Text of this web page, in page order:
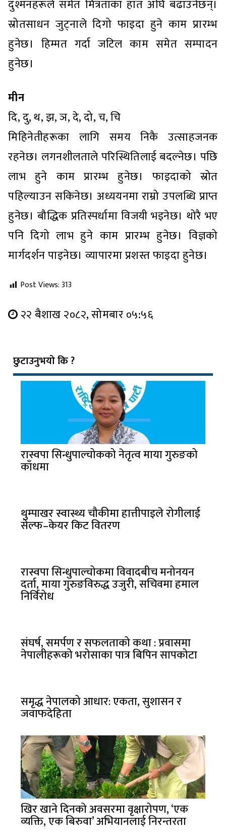
दुश्मनहरूले समेत मित्रताका हात अघि बढाउनेछन्।
स्रोतसाधन जुट्नाले दिगो फाइदा हुने काम प्रारम्भ
हुनेछ। हिम्मत गर्दा जटिल काम समेत सम्पादन
हुनेछ।
मीन
दि, दु, थ, झ, ञ, दे, दो, च, चि
मिहिनेतीहरूका लागि समय निकै उत्साहजनक
रहनेछ। लगनशीलताले परिस्थितिलाई बदल्नेछ। पछि
लाभ हुने काम प्रारम्भ हुनेछ। फाइदाको स्रोत
पहिल्याउन सकिनेछ। अध्ययनमा राम्रो उपलब्धि प्राप्त
हुनेछ। बौद्धिक प्रतिस्पर्धामा विजयी भइनेछ। थोरै भए
पनि दिगो लाभ हुने काम प्रारम्भ हुनेछ। विज्ञको
मार्गदर्शन पाइनेछ। व्यापारमा प्रशस्त फाइदा हुनेछ।
Post Views:313
२२ बैशाख २०८२, सोमबार ०५:५६
छुटाउनुभयो कि ?
रास्वपा सिन्धुपाल्चोकको नेतृत्व माया गुरुङको
काँधमा
थुम्पाखर स्वास्थ्य चौकीमा हात्तीपाइले रोगीलाई
सेल्फ–केयर किट वितरण
रास्वपा सिन्धुपाल्चोकमा विवादबीच मनोनयन
दर्ता, माया गुरुङविरुद्ध उजुरी, सचिवमा हमाल
निर्विरोध
संघर्ष, समर्पण र सफलताको कथा : प्रवासमा
नेपालीहरूको भरोसाका पात्र बिपिन सापकोटा
समृद्ध नेपालको आधार: एकता, सुशासन र
जवाफदेहिता
खिर खाने दिनको अवसरमा वृक्षारोपण, ‘एक
व्यक्ति, एक बिरुवा’ अभियानलाई निरन्तरता